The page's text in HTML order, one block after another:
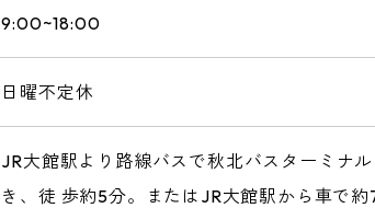
9:00~18:00
日曜不定休
JR大館駅より路線バスで秋北バスターミナ
き、徒 歩約5分。またはJR大館駅から車で約7